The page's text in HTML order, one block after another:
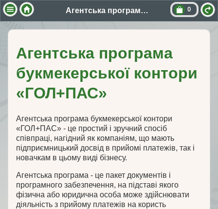
Агентська програма букмекерської контори «ГОЛ+ПАС» 0
Агентська програма
букмекерської контори
«ГОЛ+ПАС»
Агентська програма букмекерської контори
«ГОЛ+ПАС» - це простий і зручний спосіб
співпраці, нагідний як компаніям, що мають
підприємницький досвід в прийомі платежів, так і
новачкам в цьому виді бізнесу.
Агентська програма - це пакет документів і
програмного забезпечення, на підставі якого
фізична або юридична особа може здійснювати
діяльність з прийому платежів на користь